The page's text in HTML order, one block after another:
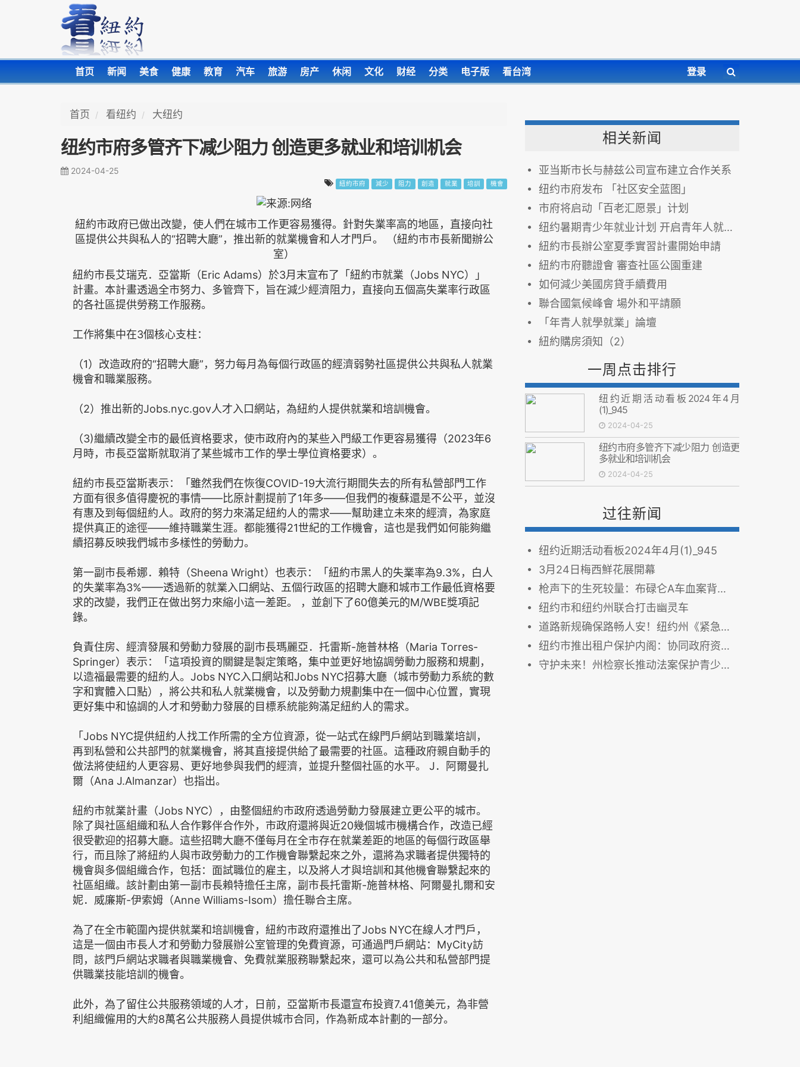
首页 新闻 美食 健康 教育 汽车 旅游 房产 休闲 文化 财经 分类 电子版 看台湾 登录
首页 看纽约 大纽约
纽约市府多管齐下减少阻力 创造更多就业和培训机会
2024-04-25
紐約市府 減少 阻力 創造 就業 培訓 機會
紐約市政府已做出改變，使人們在城市工作更容易獲得。針對失業率高的地區，直接向社
區提供公共與私人的“招聘大廳”，推出新的就業機會和人才門戶。 （紐約市市長新聞辦公
室）
紐約市長艾瑞克．亞當斯（Eric Adams）於3月末宣布了「紐約市就業（Jobs NYC）」
計畫。本計畫透過全市努力、多管齊下，旨在減少經濟阻力，直接向五個高失業率行政區
的各社區提供勞務工作服務。
工作將集中在3個核心支柱：
（1）改造政府的“招聘大廳”，努力每月為每個行政區的經濟弱勢社區提供公共與私人就業
機會和職業服務。
（2）推出新的Jobs.nyc.gov人才入口網站，為紐約人提供就業和培訓機會。
（3)繼續改變全市的最低資格要求，使市政府內的某些入門級工作更容易獲得（2023年6
月時，市長亞當斯就取消了某些城市工作的學士學位資格要求）。
紐約市長亞當斯表示：「雖然我們在恢復COVID-19大流行期間失去的所有私營部門工作
方面有很多值得慶祝的事情——比原計劃提前了1年多——但我們的複蘇還是不公平，並沒
有惠及到每個紐約人。政府的努力來滿足紐約人的需求——幫助建立未來的經濟，為家庭
提供真正的途徑——維持職業生涯。都能獲得21世紀的工作機會，這也是我們如何能夠繼
續招募反映我們城市多樣性的勞動力。
第一副市長希娜．賴特（Sheena Wright）也表示：「紐約市黑人的失業率為9.3%，白人
的失業率為3%——透過新的就業入口網站、五個行政區的招聘大廳和城市工作最低資格要
求的改變，我們正在做出努力來縮小這一差距。 ，並創下了60億美元的M/WBE獎項記
錄。
負責住房、經濟發展和勞動力發展的副市長瑪麗亞．托雷斯-施普林格（Maria Torres-
Springer）表示：「這項投資的關鍵是製定策略，集中並更好地協調勞動力服務和規劃，
以造福最需要的紐約人。Jobs NYC入口網站和Jobs NYC招募大廳（城市勞動力系統的數
字和實體入口點），將公共和私人就業機會，以及勞動力規劃集中在一個中心位置，實現
更好集中和協調的人才和勞動力發展的目標系統能夠滿足紐約人的需求。
「Jobs NYC提供紐約人找工作所需的全方位資源，從一站式在線門戶網站到職業培訓，
再到私營和公共部門的就業機會，將其直接提供給了最需要的社區。這種政府親自動手的
做法將使紐約人更容易、更好地參與我們的經濟，並提升整個社區的水平。 J．阿爾曼扎
爾（Ana J.Almanzar）也指出。
紐約市就業計畫（Jobs NYC），由整個紐約市政府透過勞動力發展建立更公平的城市。
除了與社區組織和私人合作夥伴合作外，市政府還將與近20幾個城市機構合作，改造已經
很受歡迎的招募大廳。這些招聘大廳不僅每月在全市存在就業差距的地區的每個行政區舉
行，而且除了將紐約人與市政勞動力的工作機會聯繫起來之外，還將為求職者提供獨特的
機會與多個組織合作，包括：面試職位的雇主，以及將人才與培訓和其他機會聯繫起來的
社區組織。該計劃由第一副市長賴特擔任主席，副市長托雷斯-施普林格、阿爾曼扎爾和安
妮．威廉斯-伊索姆（Anne Williams-Isom）擔任聯合主席。
為了在全市範圍內提供就業和培訓機會，紐約市政府還推出了Jobs NYC在線人才門戶，
這是一個由市長人才和勞動力發展辦公室管理的免費資源，可通過門戶網站：MyCity訪
問，該門戶網站求職者與職業機會、免費就業服務聯繫起來，還可以為公共和私營部門提
供職業技能培訓的機會。
此外，為了留住公共服務領域的人才，日前，亞當斯市長還宣布投資7.41億美元，為非營
利組織僱用的大約8萬名公共服務人員提供城市合同，作為新成本計劃的一部分。
相关新闻
亚当斯市长与赫兹公司宣布建立合作关系
纽约市府发布 「社区安全蓝图」
市府将启动「百老汇愿景」计划
纽约暑期青少年就业计划 开启青年人就业和培训机会
紐約市長辦公室夏季實習計畫開始申請
紐約市府聽證會 審查社區公園重建
如何減少美國房貸手續費用
聯合國氣候峰會 場外和平請願
「年青人就學就業」論壇
紐約購房須知（2）
一周点击排行
纽约近期活动看板2024年4月
(1)_945
2024-04-25
纽约市府多管齐下减少阻力 创造更
多就业和培训机会
2024-04-25
过往新闻
纽约近期活动看板2024年4月(1)_945
3月24日梅西鮮花展開幕
枪声下的生死较量：布碌仑A车血案背后的安全隐患
纽约市和纽约州联合打击幽灵车
道路新规确保路畅人安！纽约州《紧急情况汽车避让法》扩展实施
纽约市推出租户保护内阁：协同政府资源打造公平租房环境
守护未来！州检察长推动法案保护青少年免受社交媒体伤害